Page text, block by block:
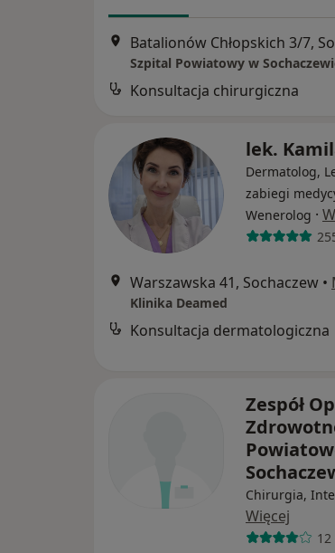
Batalionów Chłopskich 3/7,
Konsultacja chirurgiczna
lek.
Dermatolog,
zabiegi
Wenerolog ·
Warszawska 41, Sochaczew •
Klinika Deamed
Konsultacja dermatologiczna
Zespół
Chirurgia,
Więcej